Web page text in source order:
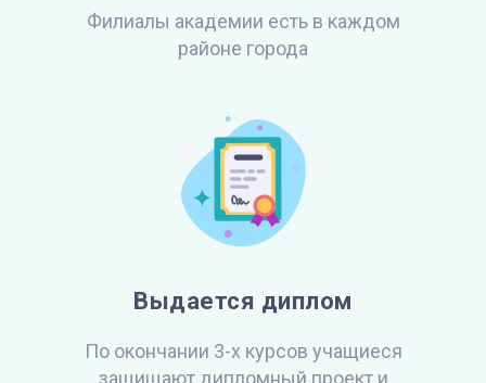
Филиалы академии есть в каждом
районе города
Выдается диплом
По окончании 3-х курсов учащиеся
защищают дипломный проект и